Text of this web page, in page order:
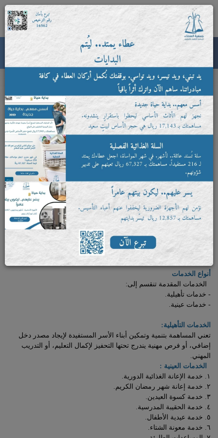
البرامج الاجتماعية
برامج متنوعة تجمع بين جانب الرعاية لسد احتياجات الأسر المتعففة والمستفيدة،
والجانب التنموي حيث العمل على تمكين الأسر للنهوض بالمستوى الإقتصادي وضمان
الاستقرار المعيشي
الرئيسية
مشروع عون:
مشروع رعاية تكاملية، محورها الأساس سد احتياجات الأسر المحتاجة
والمتعففة، كما يتضمن المشروع جوانب تنموية أخرى، سعياً نحو التمكين
الأسري؛ للنهوض بالمستوى الاقتصادي الذي يضمن حياة كريمة لأفراد
أنواع الخدمات
الخدمات المقدمة تنقسم إلى:
- خدمات تأهيلية.
- خدمات عينية.
الخدمات التأهيلية:
تعني المساهمة بتنمية وتمكين أبناء الأسر المستفيدة لإيجاد مصدر دخل
إضافي، أو فرص مهنية يندرج تحتها التحفيز لإكمال التعليم، أو التدريب
المهني.
الخدمات العينية :
١. خدمة الإعانة الغذائية الدورية.
٢. خدمة إعانة شهر رمضان الكريم.
٣. خدمة كسوة العيدين.
٤. خدمة الحقيبة المدرسية.
٥. خدمة عيدية الأطفال.
٦. خدمة معونة الشتاء.
×